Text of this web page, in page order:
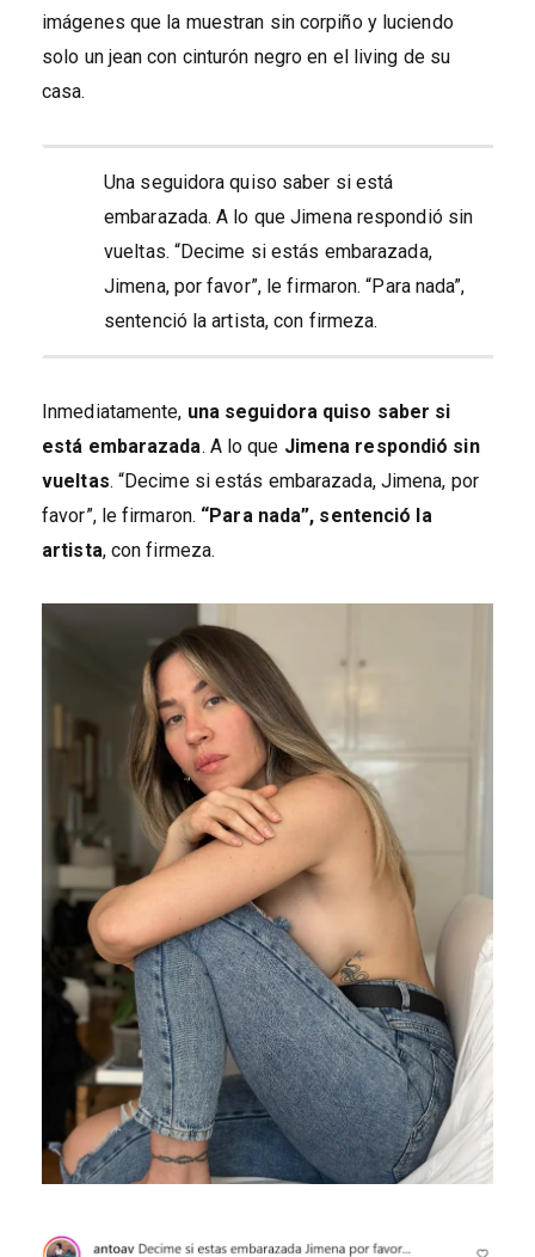
imágenes que la muestran sin corpiño y luciendo
solo un jean con cinturón negro en el living de su
casa.
Una seguidora quiso saber si está
embarazada. A lo que Jimena respondió sin
vueltas. “Decime si estás embarazada,
Jimena, por favor”, le firmaron. “Para nada”,
sentenció la artista, con firmeza.
Inmediatamente, una seguidora quiso saber si
está embarazada. A lo que Jimena respondió sin
vueltas. “Decime si estás embarazada, Jimena, por
favor”, le firmaron. “Para nada”, sentenció la
artista, con firmeza.